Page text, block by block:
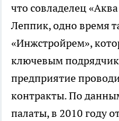
что совладелец
Леппик, одно время
«Инжстройрем»,
ключевым
предприятие
контракты. По
палаты, в 2010 году